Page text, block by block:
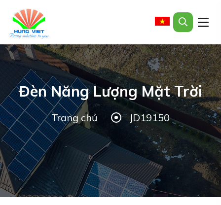
Đèn Năng Lượng Mặt Trời
Trang chủ JD19150